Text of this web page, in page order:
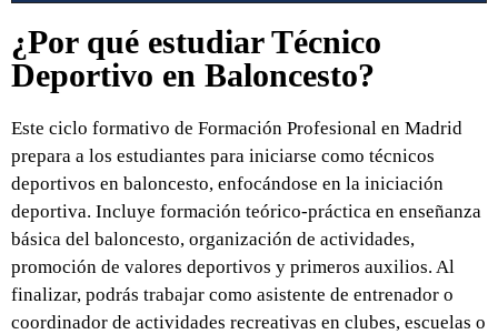
¿Por qué estudiar Técnico
Deportivo en Baloncesto?
Este ciclo formativo de Formación Profesional en Madrid
prepara a los estudiantes para iniciarse como técnicos
deportivos en baloncesto, enfocándose en la iniciación
deportiva. Incluye formación teórico-práctica en enseñanza
básica del baloncesto, organización de actividades,
promoción de valores deportivos y primeros auxilios. Al
finalizar, podrás trabajar como asistente de entrenador o
coordinador de actividades recreativas en clubes, escuelas o